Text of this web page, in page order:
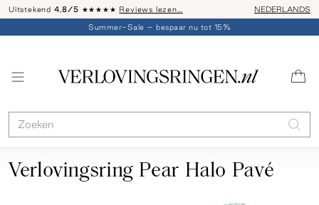
Uitstekend 4,8/5 ★★★★★ Reviews lezen… Advies: 020 -
NEDERLANDS
Summer-Sale – bespaar nu tot 15%
Verlovingsring Pear Halo Pavé